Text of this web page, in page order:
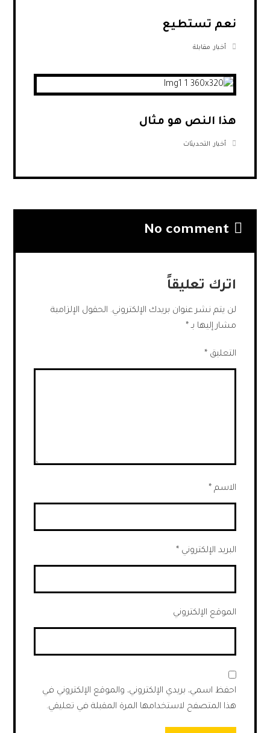
نعم تستطيع
أخبار, مقابلة
هذا النص هو مثال
أخبار, التحديثات
No comment
اترك تعليقاً
لن يتم نشر عنوان بريدك الإلكتروني. الحقول الإلزامية
مشار إليها بـ *
التعليق *
الاسم *
البريد الإلكتروني *
الموقع الإلكتروني
احفظ اسمي، بريدي الإلكتروني، والموقع الإلكتروني في
هذا المتصفح لاستخدامها المرة المقبلة في تعليقي.